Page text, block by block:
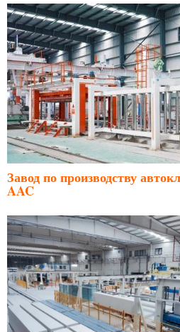
Завод по производству
AAC